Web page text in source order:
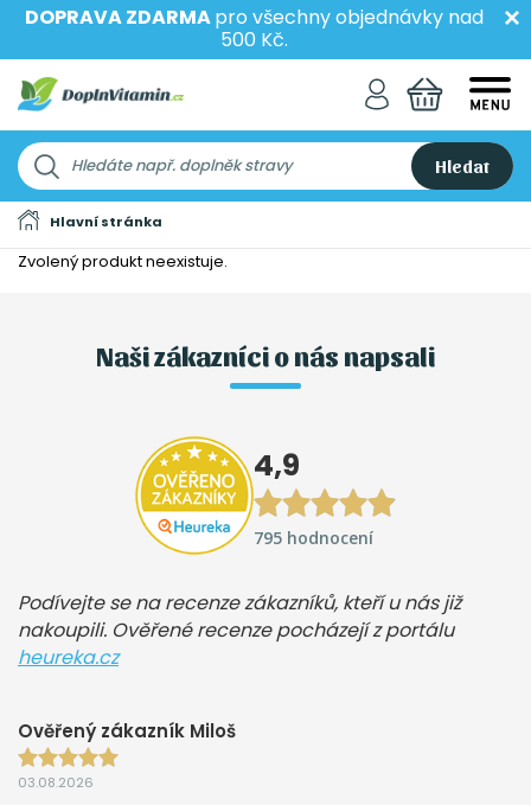
DOPRAVA ZDARMApro všechny objednávky nad
500 Kč.
Hledat
Hlavní stránka
Zvolený produkt neexistuje.
Naši zákazníci o nás napsali
4,9
795 hodnocení
Podívejte se na recenze zákazníků, kteří u nás již
nakoupili. Ověřené recenze pocházejí z portálu
heureka.cz
Ověřený zákazník Miloš
03.08.2026